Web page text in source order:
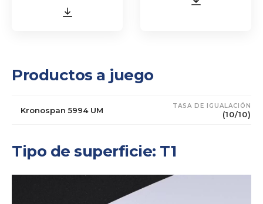
Productos a juego
Kronospan 5994 UM TASA DE IGUALACIÓN
(10/10)
Tipo de superficie: T1